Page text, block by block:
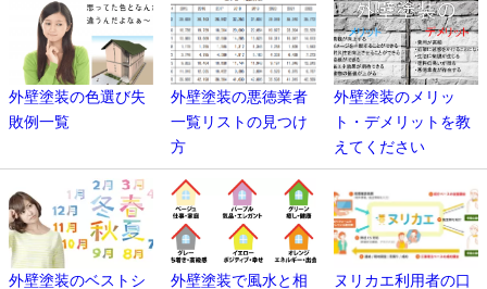
外壁塗装の色選び失
敗例一覧
外壁塗装の悪徳業者
一覧リストの見つけ
方
外壁塗装のメリッ
ト・デメリットを教
えてください
外壁塗装のベストシ
外壁塗装で風水と相
ヌリカエ利用者の口